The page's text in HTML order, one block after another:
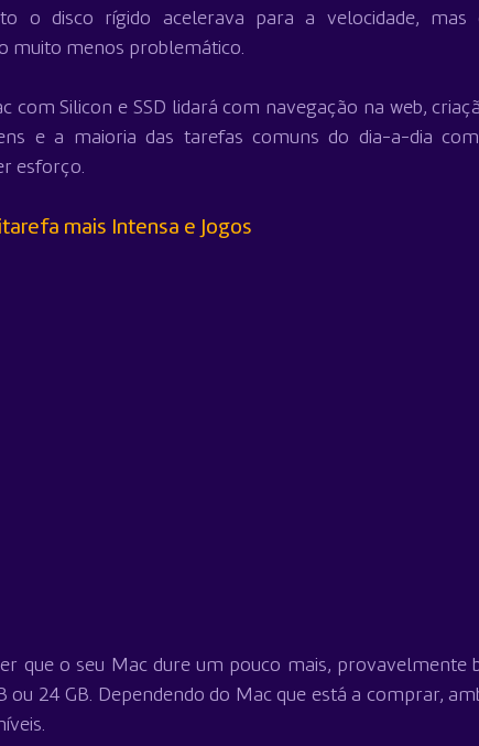
o disco rígido acelerava para a velocidade, mas
muito menos problemático.
com Silicon e SSD lidará com navegação na web,
e a maioria das tarefas comuns do dia-a-dia
esforço.
mais Intensa e Jogos
que o seu Mac dure um pouco mais, provavelmente
ou 24 GB. Dependendo do Mac que está a comprar,